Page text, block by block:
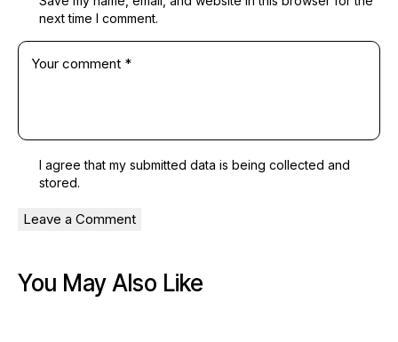
next time I comment.
I agree that my submitted data is being collected and
stored.
You May Also Like